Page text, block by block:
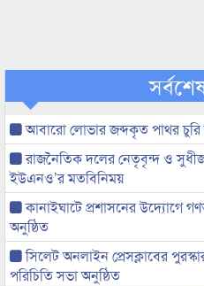
আবারো লোভার জব্দকৃত পাথর চুরি
রাজনৈতিক দলের নেতৃবৃন্দ ও
ইউএনও’র মতবিনিময়
কানাইঘাটে প্রশাসনের উদ্যোগে
অনুষ্ঠিত
সিলেট অনলাইন প্রেসক্লাবের
পরিচিতি সভা অনুষ্ঠিত